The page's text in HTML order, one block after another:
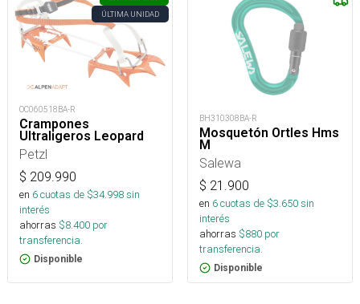
ÚLTIMA UNIDAD
OC060518BA-R
Crampones
Ultraligeros Leopard
Petzl
$ 209.990
en 6cuotas de $34.998sin
interés
ahorras $8.400 por
transferencia.
Disponible
BH310308BA-R
Mosquetón Ortles Hms
M
Salewa
$ 21.900
en 6cuotas de $3.650sin
interés
ahorras $880 por
transferencia.
Disponible